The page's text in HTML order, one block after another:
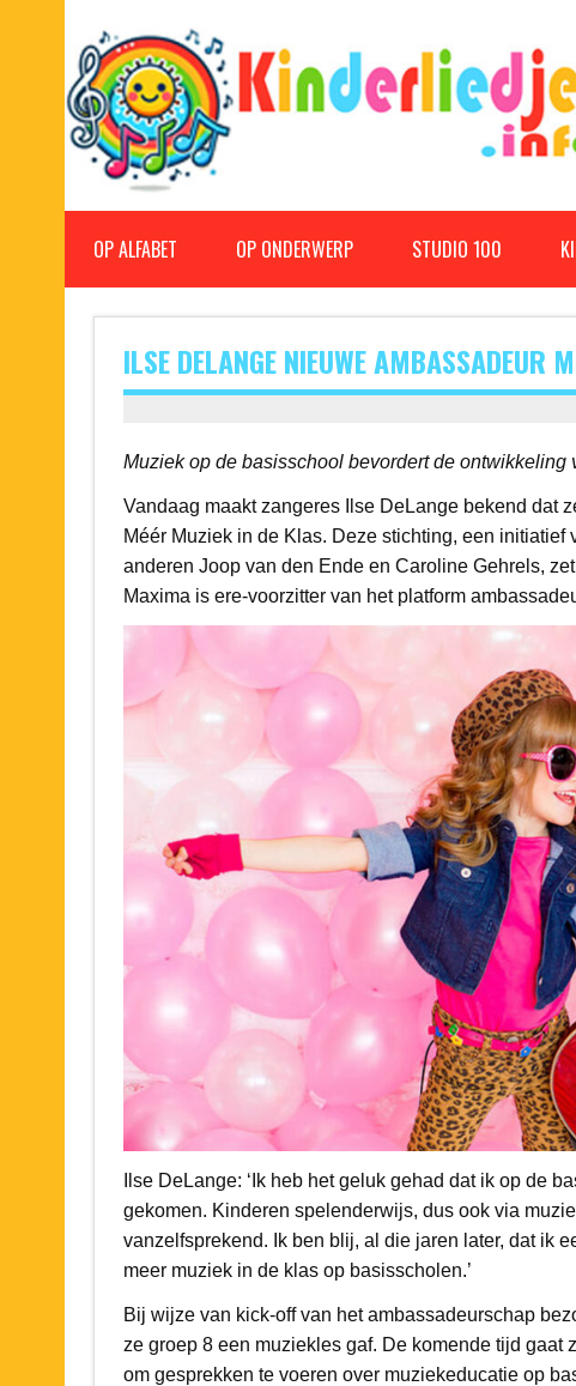
Kinderliedjes
OP ALFABET OP ONDERWERP STUDIO 100
ILSE DELANGE NIEUWE AMBASSADEUR
Muziek op de basisschool bevordert de ontwikkeling
Vandaag maakt zangeres Ilse DeLange bekend dat
Méér Muziek in de Klas. Deze stichting, een
anderen Joop van den Ende en Caroline Gehrels,
Maxima is ere-voorzitter van het platform
Ilse DeLange: ‘Ik heb het geluk gehad dat ik op de
gekomen. Kinderen spelenderwijs, dus ook via
vanzelfsprekend. Ik ben blij, al die jaren later, dat ik
meer muziek in de klas op basisscholen.’
Bij wijze van kick-off van het ambassadeurschap
ze groep 8 een muziekles gaf. De komende tijd gaat
om gesprekken te voeren over muziekeducatie op